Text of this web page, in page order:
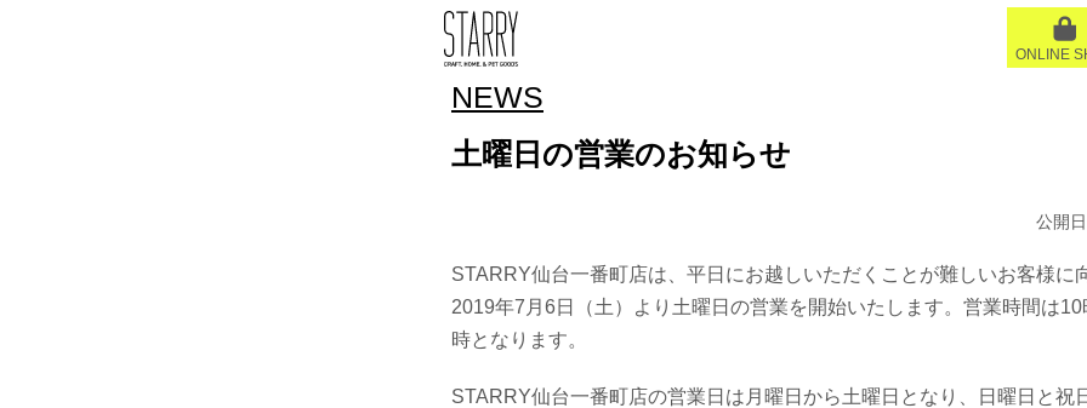
ONLINE
NEWS
土曜日の営業のお知らせ
公開
STARRY仙台一番町店は、平日にお越しいただくことが難しいお客様に
2019年7月6日（土）より土曜日の営業を開始いたします。営業時間は
時となります。
STARRY仙台一番町店の営業日は月曜日から土曜日となり、日曜日と祝